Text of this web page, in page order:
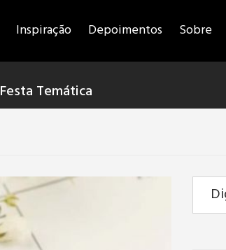
Inspiração Depoimentos Sobre
Festa Temática